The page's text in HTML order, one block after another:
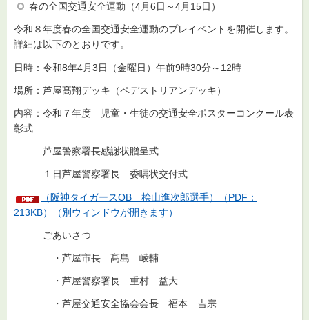
春の全国交通安全運動（4月6日～4月15日）
令和８年度春の全国交通安全運動のプレイベントを開催します。
詳細は以下のとおりです。
日時：令和8年4月3日（金曜日）午前9時30分～12時
場所：芦屋髙翔デッキ（ペデストリアンデッキ）
内容：令和７年度 児童・生徒の交通安全ポスターコンクール表
彰式
芦屋警察署長感謝状贈呈式
１日芦屋警察署長 委嘱状交付式
（阪神タイガースOB 桧山進次郎選手）（PDF：
213KB）（別ウィンドウが開きます）
ごあいさつ
・芦屋市長 髙島 崚輔
・芦屋警察署長 重村 益大
・芦屋交通安全協会会長 福本 吉宗